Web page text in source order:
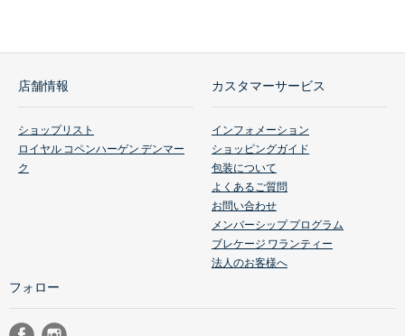
店舗情報
ショップリスト
ロイヤル コペンハーゲン デンマー
ク
カスタマーサービス
インフォメーション
ショッピングガイド
包装について
よくあるご質問
お問い合わせ
メンバーシップ プログラム
ブレケージ ワランティー
法人のお客様へ
フォロー